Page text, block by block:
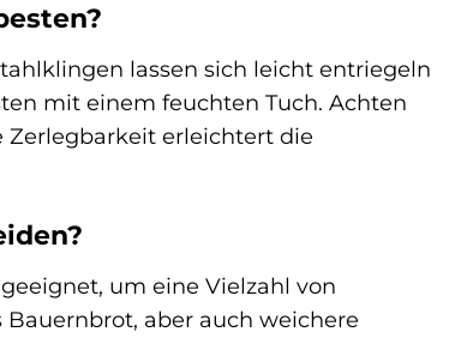
lassen sich leicht entriegeln
mit einem feuchten Tuch. Achten
Zerlegbarkeit erleichtert die
um eine Vielzahl von
aber auch weichere